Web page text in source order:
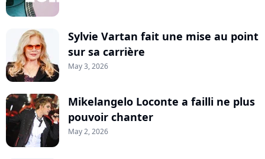
Sylvie Vartan fait une mise au point
sur sa carrière
May 3, 2026
Mikelangelo Loconte a failli ne plus
pouvoir chanter
May 2, 2026